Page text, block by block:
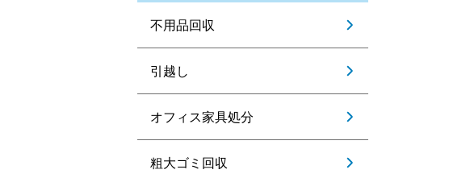
不用品回収
引越し
オフィス家具処分
粗大ゴミ回収